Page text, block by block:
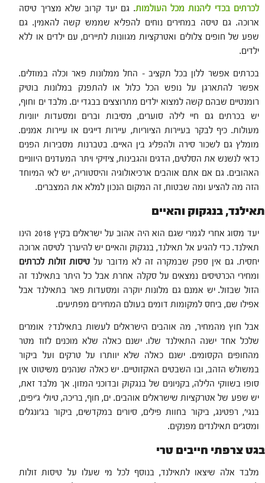
לכרתים בכדי ליהנות מכל העולמות. גם יעד קרוב שלא מצריך טיסה
ארוכה. גם טיסה במחירים נוחים להפליא שממש קשה להאמין. גם
שפע של חופים צלולים ואטרקציות מגוונות לתיירים, עם ילדים או ללא
ילדים.
בכרתים אפשר ללון בכל תקציב – החל ממלונות פאר וכלה במוזלים.
אפשר להתארגן על נופש הכל כלול או להתפנק במלונות בוטיק
רומנטיים שבהם קשה למצוא ילדים מתרוצצים בבגדי ים. מלבד ים וחוף,
יש בכרתים גם חיי לילה סוערים, מסיבות וברים ומסעדות יווניות
מעולות. כיף לבקר בעיירות הציוריות, עיירות דייגים או עיירות אמנים.
מומלץ גם לשכור סירה ולהפליג בין האיים. בטברנות מסבירות הפנים
כדאי לנשנש את הסלטים, הדגים והגבינות, ציזיקי ויתר המעדנים היווניים
האהובים. גם אם אתם אוהבים ארכיאולוגיה והיסטוריה, יש לאי המיוחד
הזה מה להציע ומה שבטוח, זה המקום הנכון למלא את המצברים.
תאילנד, בנגקוק והאיים
יעד מסוג אחרי לגמרי שגם הוא היה אהוב על ישראלים בקיץ 2018 הינו
תאילנד. כדי להגיע אל תאילנד, בנגקוק והאיים יש להיערך לטיסה ארוכה
יחסית. גם אין ספק שבמקרה זה לא מדובר על טיסות זולות לכרתים
ומחירי הכרטיסים נמצאים על סקלה אחרת אבל כל היתר בתאילנד זה
הזול שבזול. יש אמנם גם מלונות יוקרה ומסעדות פאר בתאילנד אבל
אפילו שם, ביחס למקומות דומים בעולם המחירים מפתיעים.
אבל חוץ מהמחיר, מה אוהבים הישראלים לעשות בתאילנד? אומרים
שלכל אחד ישנה התאילנד שלו. ישנם כאלה שלא מוכנים לזוז מטר
מהחופים הקסומים. ישנם כאלה שלא יוותרו על טרקים ועל ביקור
במשולש הזהב, ובו השבטים האקזוטיים. יש כאלה שנהנים משיטוט אין
סופו בשווקי הלילה, בקניונים של בנגקוק ובדוכני המזון. אך מלבד זאת,
יש שפע של אטרקציות שישראלים אוהבים. ים, חוף, בריכה, טיולי ג'יפים,
בנגי', רפטינג, ביקור בחוות פילים, סיורים במקדשים, ביקור בג'ונגלים
ומסג'ים תאילנדים מפנקים.
בגט צרפתי חייבים טרי
מלבד אלה שיצאו לתאילנד, בנוסף לכל מי שעלו על טיסות זולות